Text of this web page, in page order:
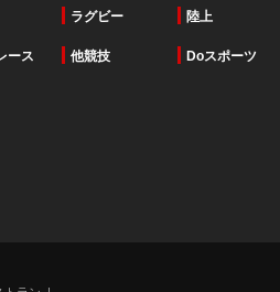
ラグビー 陸上
ース 他競技 Doスポーツ